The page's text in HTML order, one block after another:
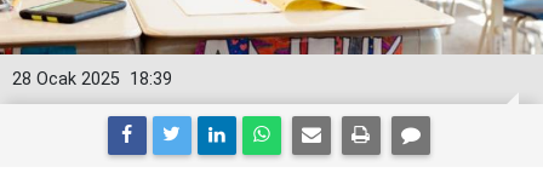
18:39
28 Ocak 2025